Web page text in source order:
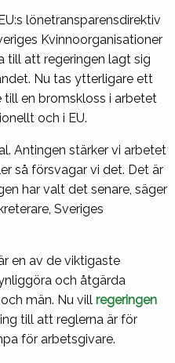
lönetransparensdirektiv
Kvinnoorganisationer
till att regeringen lagt sig
Nu tas ytterligare ett
en bromskloss i arbetet
och i EU.
Antingen stärker vi arbetet
så försvagar vi det. Det är
har valt det senare, säger
Sveriges
en av de viktigaste
och åtgärda
män. Nu vill regeringen
till att reglerna är för
för arbetsgivare.